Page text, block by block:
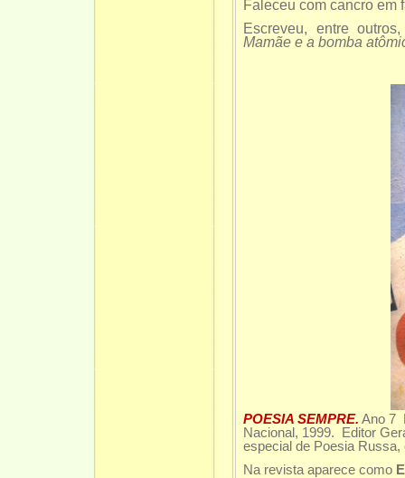
Faleceu com cancro em
Escreveu, entre
Mamãe e a bomba
POESIA SEMPRE. Ano 7
Nacional, 1999. Editor
especial de Poesia
Na revista aparece como